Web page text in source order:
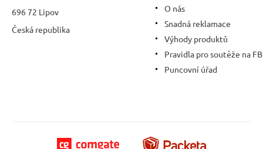
696 72 Lipov
Česká republika
O nás
Snadná reklamace
Výhody produktů
Pravidla pro soutěže na FB
Puncovní úřad